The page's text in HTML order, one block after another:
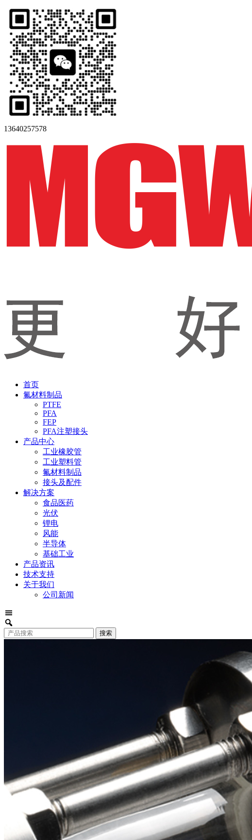
13640257578
首页
氟材料制品
PTFE
PFA
FEP
PFA注塑接头
产品中心
工业橡胶管
工业塑料管
氟材料制品
接头及配件
解决方案
食品医药
光伏
锂电
风能
半导体
基础工业
产品资讯
技术支持
关于我们
公司新闻